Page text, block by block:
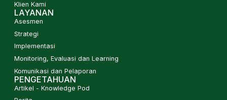
Klien Kami
LAYANAN
Asesmen
Strategi
Implementasi
Monitoring, Evaluasi dan Learning
Komunikasi dan Pelaporan
PENGETAHUAN
Artikel - Knowledge Pod